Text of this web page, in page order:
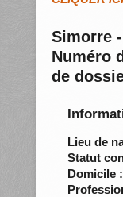
Simorre
Numéro
de
Lieu de
Statut
Domicile :